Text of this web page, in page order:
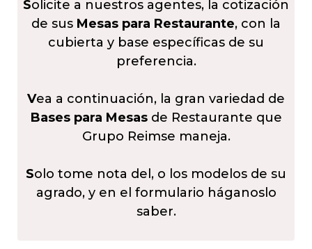
Solicite a nuestros agentes, la cotización
de sus Mesas para Restaurante, con la
cubierta y base específicas de su
preferencia.
Vea a continuación, la gran variedad de
Bases para Mesasde Restaurante que
Grupo Reimse maneja.
Solo tome nota del, o los modelos de su
agrado, y en el formulario háganoslo
saber.